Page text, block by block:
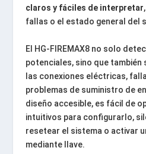
claros y fáciles de interpretar
fallas o el estado general del
El HG-FIREMAX8 no solo
potenciales, sino que también
las conexiones eléctricas,
problemas de suministro de
diseño accesible, es fácil de
intuitivos para configurarlo,
resetear el sistema o activar
mediante llave.